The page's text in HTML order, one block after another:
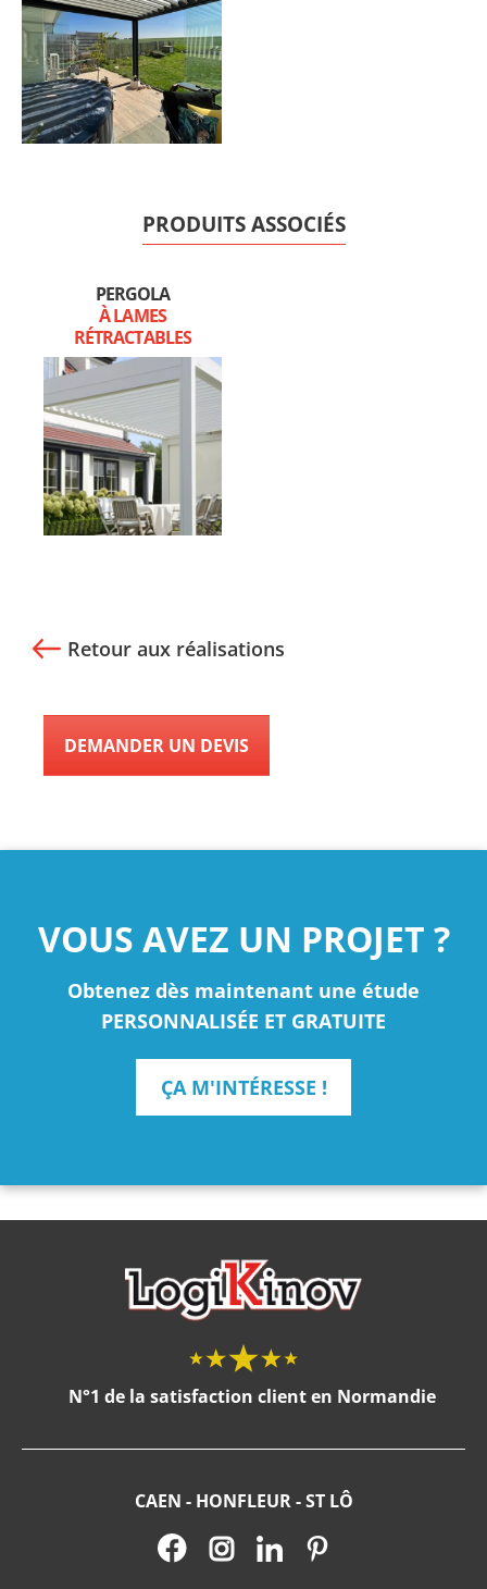
PRODUITS ASSOCIÉS
PERGOLA
À LAMES
RÉTRACTABLES
Retour aux réalisations
DEMANDER UN DEVIS
VOUS AVEZ UN PROJET ?
Obtenez dès maintenant une étude
PERSONNALISÉE ET GRATUITE
ÇA M'INTÉRESSE !
N°1 de la satisfaction client en Normandie
CAEN - HONFLEUR - ST LÔ